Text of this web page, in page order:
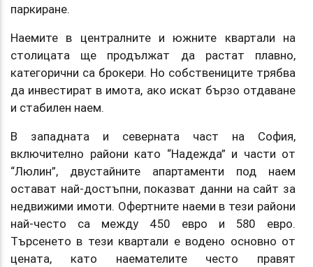
паркиране.
Наемите в централните и южните квартали на
столицата ще продължат да растат плавно,
категорични са брокери. Но собствениците трябва
да инвестират в имота, ако искат бързо отдаване
и стабилен наем.
B западната и северната част на София,
включително райони като “Надежда” и части от
“Люлин”, двустайните апартаменти под наем
остават най-достъпни, показват данни на сайт за
недвижими имоти. Офертните наеми в тези райони
най-често са между 450 евро и 580 евро.
Търсенето в тези квартали е водено основно от
цената, като наемателите често правят